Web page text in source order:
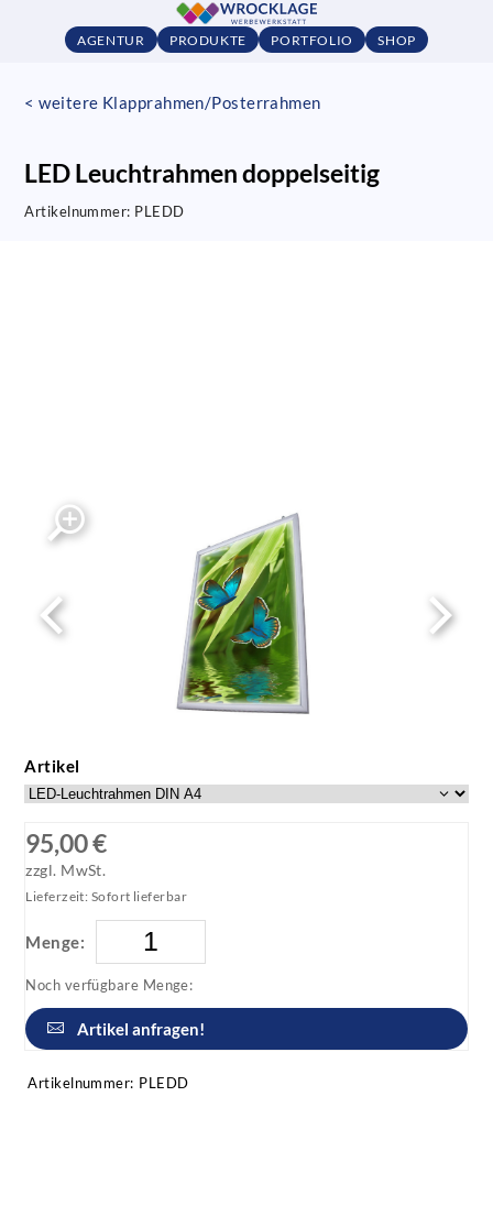
AGENTUR PRODUKTE PORTFOLIO SHOP
< weitere Klapprahmen/Posterrahmen
LED Leuchtrahmen doppelseitig
Artikelnummer: PLEDD
Artikel
95,00 €
zzgl. MwSt.
Lieferzeit: Sofort lieferbar
Menge:
Noch verfügbare Menge:
Artikel anfragen!
Artikelnummer: PLEDD